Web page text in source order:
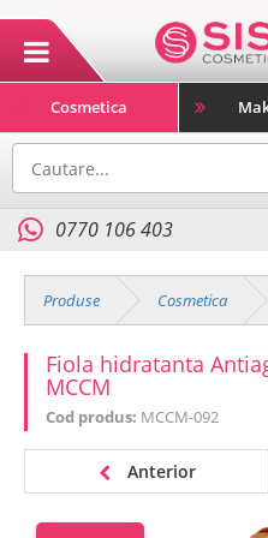
Cosmetica
0770 106 403
Produse Cosmetica
Fiola hidratanta
MCCM
Cod produs: MCCM-092
Anterior